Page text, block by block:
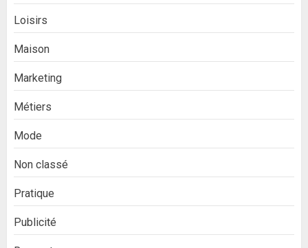
Loisirs
Maison
Marketing
Métiers
Mode
Non classé
Pratique
Publicité